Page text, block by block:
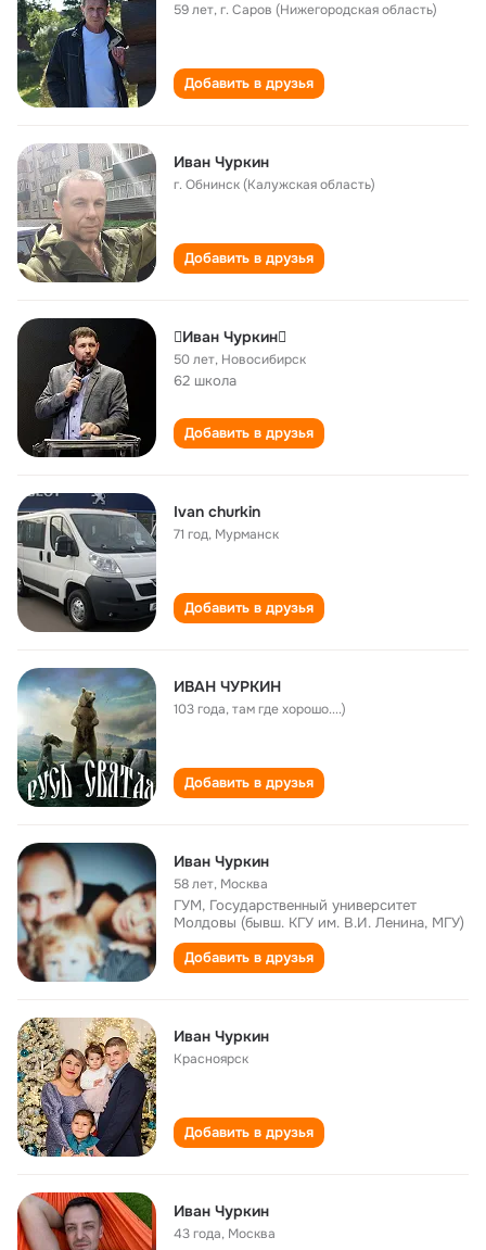
59 лет,г. Саров (Нижегородская область)
Добавить в друзья
Иван Чуркин
г. Обнинск (Калужская область)
Добавить в друзья
Иван Чуркин
50 лет, Новосибирск
62 школа
Добавить в друзья
Ivan churkin
71 год, Мурманск
Добавить в друзья
ИВАН ЧУРКИН
103 года,там где хорошо....)
Добавить в друзья
Иван Чуркин
58 лет, Москва
ГУМ, Государственный университет
Молдовы (бывш. КГУ им. В.И. Ленина, МГУ)
Добавить в друзья
Иван Чуркин
Красноярск
Добавить в друзья
Иван Чуркин
43 года, Москва